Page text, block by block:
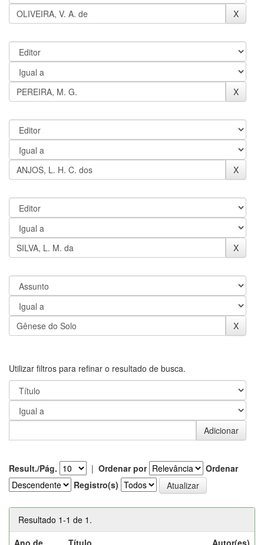
Utilizar filtros para refinar o resultado de busca.
Result./Pág. | Ordenar por
Ordenar
Registro(s)
Resultado 1-1 de 1.
Ano de
Título Autor(es)